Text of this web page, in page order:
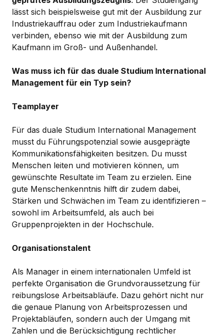
lässt sich beispielsweise gut mit der Ausbildung zur
Industriekauffrau oder zum Industriekaufmann
verbinden, ebenso wie mit der Ausbildung zum
Kaufmann im Groß- und Außenhandel.
Was muss ich für das duale Studium International
Management für ein Typ sein?
Teamplayer
Für das duale Studium International Management
musst du Führungspotenzial sowie ausgeprägte
Kommunikationsfähigkeiten besitzen. Du musst
Menschen leiten und motivieren können, um
gewünschte Resultate im Team zu erzielen. Eine
gute Menschenkenntnis hilft dir zudem dabei,
Stärken und Schwächen im Team zu identifizieren –
sowohl im Arbeitsumfeld, als auch bei
Gruppenprojekten in der Hochschule.
Organisationstalent
Als Manager in einem internationalen Umfeld ist
perfekte Organisation die Grundvoraussetzung für
reibungslose Arbeitsabläufe. Dazu gehört nicht nur
die genaue Planung von Arbeitsprozessen und
Projektabläufen, sondern auch der Umgang mit
Zahlen und die Berücksichtigung rechtlicher